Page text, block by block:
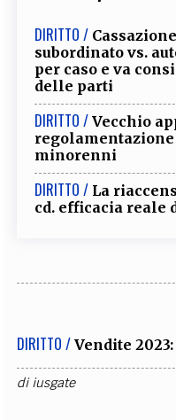
DIRITTO /
subordinato vs.
per caso e va
delle parti
DIRITTO / Vecchio
minorenni
DIRITTO / La
cd. efficacia reale
DIRITTO / Vendite
diiusgate